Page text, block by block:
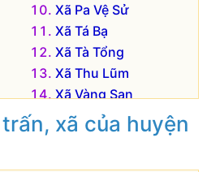
Xã Pa Vệ Sử
Xã Tá Bạ
Xã Tà Tổng
Xã Thu Lũm
Xã Vàng San
xã của huyện